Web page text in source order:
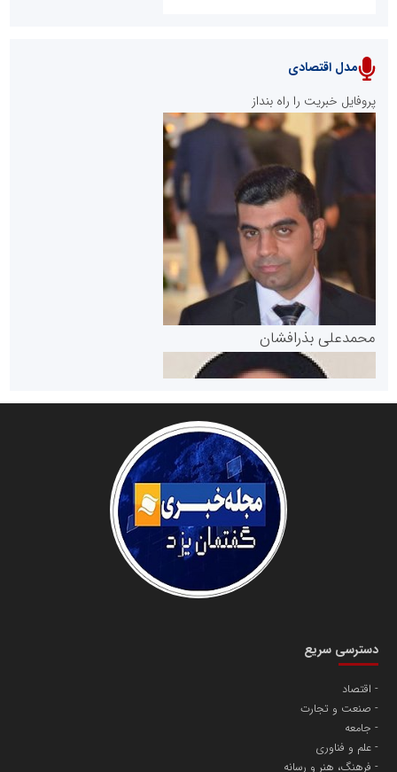
پایگاه خبری نهضت ملی مسکن
پایگاه خبری گفتمان یزد
دانشگاه سئوی ایران
سازمان بورس و اوراق بهادار
مرجع اخبار موثق در بازارسرمایه
سازمان صنعت،معدن و تجارت
آهن و فولاد غدیر ایرانیان
تامین آهن اسفنجی تولیدکنندگان فولاد در کشور
مدل اقتصادی
پروفایل خبریت را راه بنداز
محمدعلی بذرافشان
مریم حاج نوروز نظری
دسترسی سریع
اقتصاد
صنعت و تجارت
جامعه
علم و فناوری
فرهنگ، هنر و رسانه